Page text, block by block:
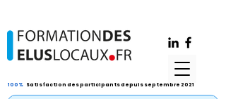
100% Satisfaction des participants depuis septembre 2021